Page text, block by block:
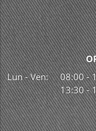
Lun - Ven:
08:00 -
13:30 -